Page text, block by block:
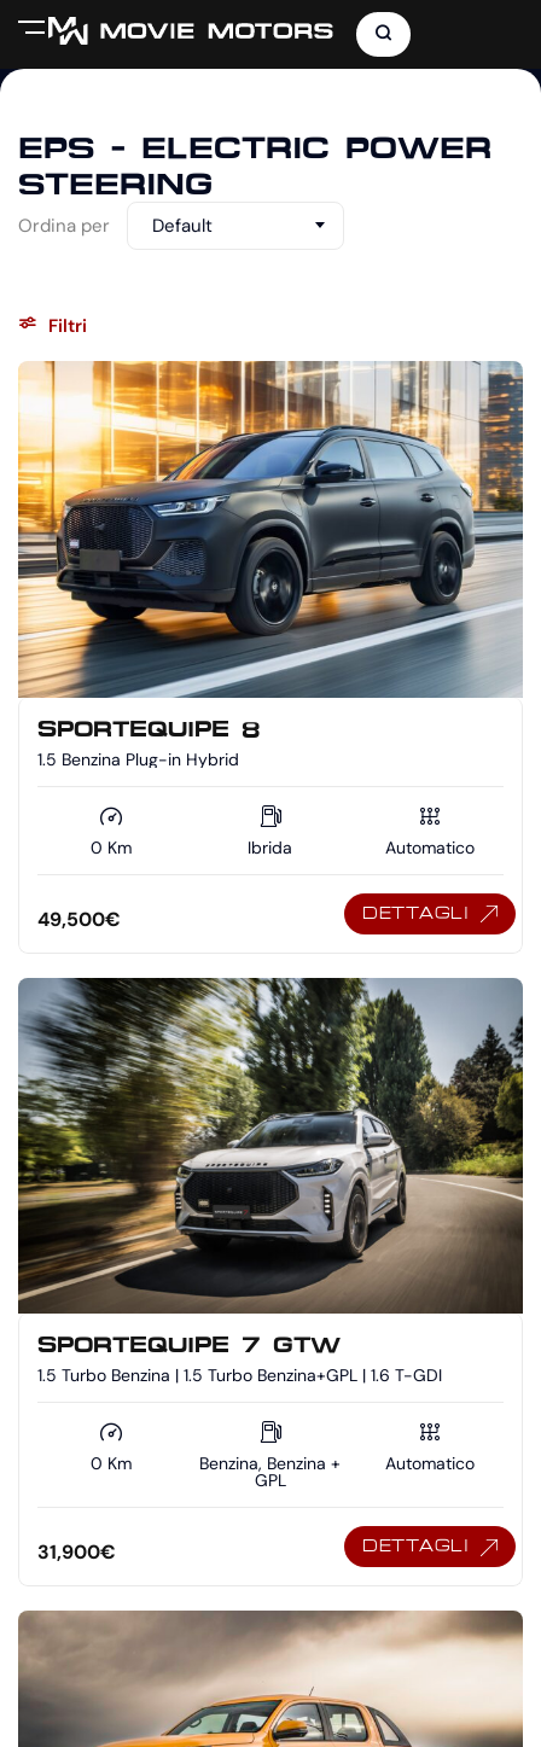
EPS - ELECTRIC POWER
STEERING
Ordina per Default
Filtri
SPORTEQUIPE 8
1.5 Benzina Plug-in Hybrid
0 Km Ibrida Automatico
49,500€ DETTAGLI
SPORTEQUIPE 7 GTW
1.5 Turbo Benzina | 1.5 Turbo Benzina+GPL | 1.6 T-GDI
0 Km Benzina, Benzina +
GPL
Automatico
31,900€ DETTAGLI